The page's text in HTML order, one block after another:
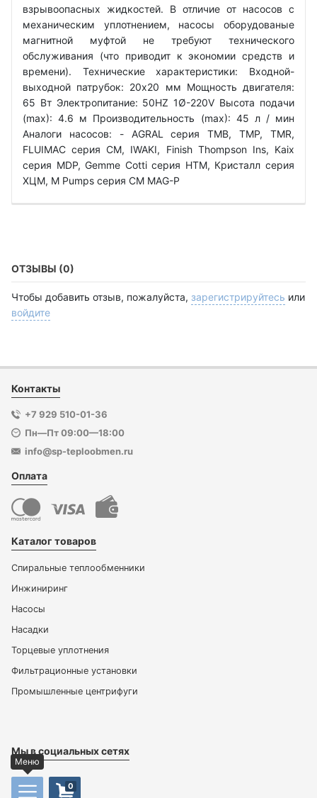
взрывоопасных жидкостей. В отличие от насосов с
механическим уплотнением, насосы оборудованые
магнитной муфтой не требуют технического
обслуживания (что приводит к экономии средств и
времени). Технические характеристики: Входной-
выходной патрубок: 20x20 мм Мощность двигателя:
65 Вт Электропитание: 50HZ 1Ø-220V Высота подачи
(max): 4.6 м Производительность (max): 45 л / мин
Аналоги насосов: - AGRAL серия TMB, TMP, TMR,
FLUIMAC серия CM, IWAKI, Finish Thompson Ins, Kaix
cерия MDP, Gemme Cotti серия HTM, Кристалл серия
ХЦМ, M Pumps серия CM MAG-P
ОТЗЫВЫ (0)
Чтобы добавить отзыв, пожалуйста, зарегистрируйтесь или
войдите
Контакты
+7 929 510-01-36
Пн—Пт 09:00—18:00
info@sp-teploobmen.ru
Оплата
Каталог товаров
Спиральные теплообменники
Инжиниринг
Насосы
Насадки
Торцевые уплотнения
Фильтрационные установки
Промышленные центрифуги
Мы в социальных сетях
Меню
0